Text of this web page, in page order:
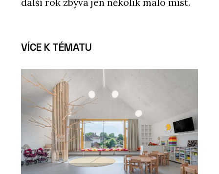
další rok zbývá jen několik málo míst.
VÍCE K TÉMATU